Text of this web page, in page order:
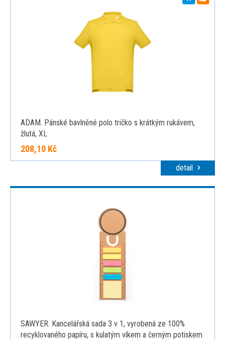
ADAM. Pánské bavlněné polo tričko s krátkým rukávem,
žlutá, XL
208,10 Kč
detail
SAWYER. Kancelářská sada 3 v 1, vyrobená ze 100%
recyklovaného papíru, s kulatým víkem a černým potiskem